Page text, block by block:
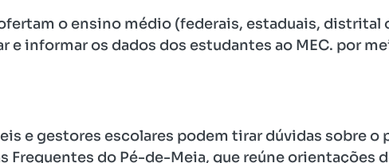
o ensino médio (federais, estaduais, distrital
e informar os dados dos estudantes ao MEC. por
e gestores escolares podem tirar dúvidas sobre o
Frequentes do Pé-de-Meia, que reúne orientações